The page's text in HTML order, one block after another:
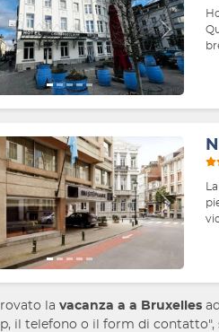
Avanti
Avanti
la vacanza a a Bruxelles
il telefono o il form di